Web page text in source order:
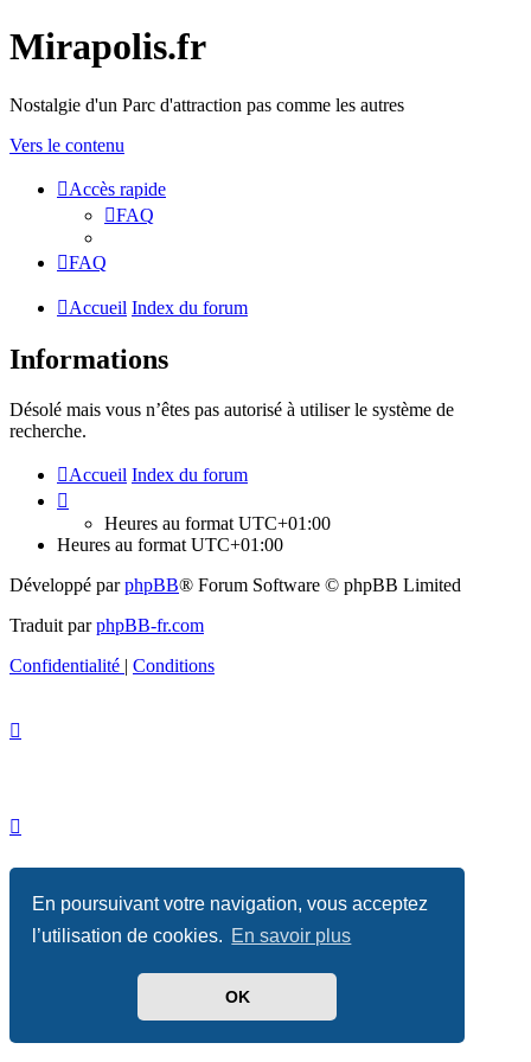
En poursuivant votre navigation, vous acceptez
l’utilisation de cookies. En savoir plus
OK
Mirapolis.fr
Nostalgie d'un Parc d'attraction pas comme les autres
Vers le contenu
Accès rapide
FAQ
FAQ
Accueil Index du forum
Informations
Désolé mais vous n’êtes pas autorisé à utiliser le système de
recherche.
Accueil Index du forum
Heures au format UTC+01:00
Heures au format UTC+01:00
Développé parphpBB® Forum Software © phpBB Limited
Traduit parphpBB-fr.com
Confidentialité | Conditions